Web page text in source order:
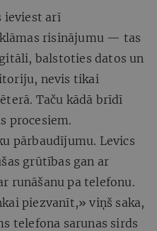
ieviest arī
risinājumu — tas
balstoties datos un
nevis tikai
Taču kādā brīdī
procesiem.
pārbaudījumu. Levics
grūtības gan ar
runāšanu pa telefonu.
piezvanīt,» viņš saka,
telefona sarunas sirds